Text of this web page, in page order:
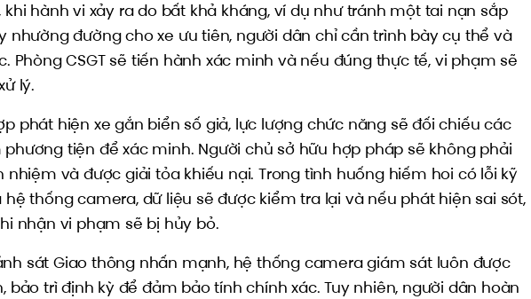
khi hành vi xảy ra do bất khả kháng, ví dụ như tránh một tai nạn sắp
nhường đường cho xe ưu tiên, người dân chỉ cần trình bày cụ thể và
Phòng CSGT sẽ tiến hành xác minh và nếu đúng thực tế, vi phạm sẽ
lý.
phát hiện xe gắn biển số giả, lực lượng chức năng sẽ đối chiếu các
tiện để xác minh. Người chủ sở hữu hợp pháp sẽ không phải
nhiệm và được giải tỏa khiếu nại. Trong tình huống hiếm hoi có lỗi kỹ
thống camera, dữ liệu sẽ được kiểm tra lại và nếu phát hiện sai sót,
nhận vi phạm sẽ bị hủy bỏ.
sát Giao thông nhấn mạnh, hệ thống camera giám sát luôn được
bảo trì định kỳ để đảm bảo tính chính xác. Tuy nhiên, người dân hoàn